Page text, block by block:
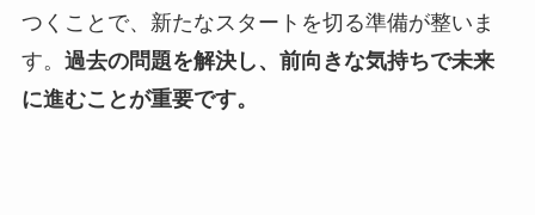
つくことで、新たなスタートを切る準備が整いま
す。 過去の問題を解決し、前向きな気持ちで未来
に進むことが重要です。